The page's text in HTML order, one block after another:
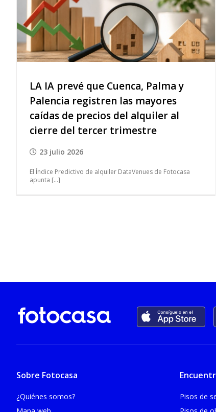
LA IA prevé que Cuenca, Palma y
Palencia registren las mayores
caídas de precios del alquiler al
cierre del tercer trimestre
23 julio 2026
El Índice Predictivo de alquiler DataVenues de Fotocasa
apunta [...]
Sobre Fotocasa
¿Quiénes somos?
Pisos de